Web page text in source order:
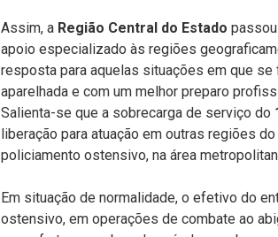
Assim, a Região Central do Estado
apoio especializado às regiões
resposta para aquelas situações em que
aparelhada e com um melhor preparo
Salienta-se que a sobrecarga de serviço do
liberação para atuação em outras regiões
policiamento ostensivo, na área
Em situação de normalidade, o efetivo do
ostensivo, em operações de combate ao